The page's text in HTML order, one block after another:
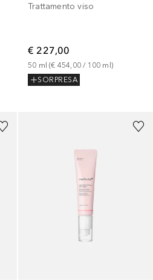
Trattamento viso
€ 227,00
50 ml (€ 454,00 / 100 ml)
SORPRESA